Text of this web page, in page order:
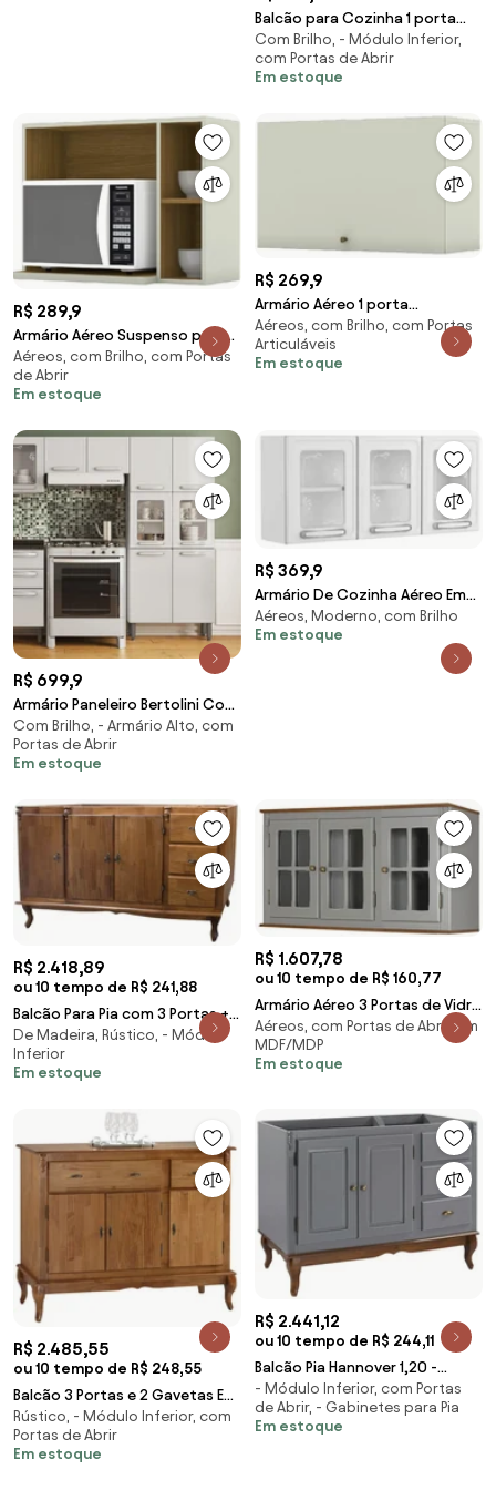
Balcão para Cozinha 1 porta
Gabinete 40 cm Henn
Com Brilho, - Módulo Inferior,
com Portas de Abrir
Em estoque
R$ 289,9
Armário Aéreo Suspenso para
Microondas 2 nichos
Aéreos, com Brilho, com Portas
de Abrir
Em estoque
R$ 269,9
Armário Aéreo 1 porta
Basculante 80cm Henn
Aéreos, com Brilho, com Portas
Articuláveis
Em estoque
R$ 699,9
Armário Paneleiro Bertolini Com
Vidro Em Aço 6 Portas Branco
Com Brilho, - Armário Alto, com
Portas de Abrir
Em estoque
R$ 369,9
Armário De Cozinha Aéreo Em
Aço Evidence 3 Portas de Vidro
- Branco
Aéreos, Moderno, com Brilho
Em estoque
R$ 2.418,89
ou 10 tempo de R$ 241,88
Balcão Para Pia com 3 Portas + 3
Gavetas Quebec - Wood Prime
MY 25907
De Madeira, Rústico, - Módulo
Inferior
Em estoque
R$ 1.607,78
ou 10 tempo de R$ 160,77
Armário Aéreo 3 Portas de Vidro
Hannover 1,20 - Wood Prime NL
32145
Aéreos, com Portas de Abrir, em
MDF/MDP
Em estoque
R$ 2.485,55
ou 10 tempo de R$ 248,55
Balcão 3 Portas e 2 Gavetas Eze
- Wood Prime NL 32114
Rústico, - Módulo Inferior, com
Portas de Abrir
Em estoque
R$ 2.441,12
ou 10 tempo de R$ 244,11
Balcão Pia Hannover 1,20 -
Wood Prime NL 32109
- Módulo Inferior, com Portas
de Abrir, - Gabinetes para Pia
Em estoque